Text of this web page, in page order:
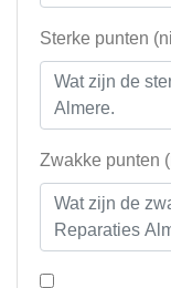
Sterke punten
Zwakke punten